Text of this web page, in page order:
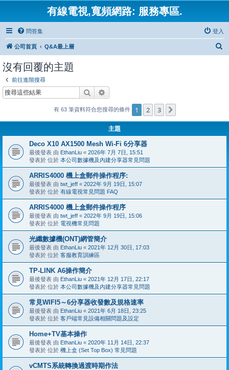
有線電視,寬頻網路: 服務專區.
問答集 登入
公司首頁 Q&A最上層
沒有回覆的主題
前往進階搜尋
搜尋
有 63 筆資料符合您搜尋的條件 1 2 3
主題
Deco X10 AX1500 Mesh Wi-Fi 6分享器
最後發表 由 EthanLiu « 2026年 7月 7日, 15:51
發表於 位於 本公司數據機及內建分享器常見問題
ARRIS4000 機上盒郵件操作程序:
最後發表 由 twt_jeff « 2022年 9月 19日, 15:07
發表於 位於 有線電視常見問題 FAQ
ARRIS4000 機上盒郵件操作程序
最後發表 由 twt_jeff « 2022年 9月 19日, 15:06
發表於 位於 電視機常見問題
光纖數據機(ONT)網管簡介
最後發表 由 EthanLiu « 2021年 12月 30日, 17:03
發表於 位於 客服教育訓練區
TP-LINK A6操作簡介
最後發表 由 EthanLiu « 2021年 12月 17日, 22:17
發表於 位於 本公司數據機及內建分享器常見問題
常見WIFI5～6分享器收發數及規格速率
最後發表 由 EthanLiu « 2021年 6月 18日, 23:25
發表於 位於 客戶端常見設備相關問題及設定
Home+TV基本操作
最後發表 由 EthanLiu « 2020年 11月 14日, 22:37
發表於 位於 機上盒 (Set Top Box) 常見問題
vCMTS系統轉換過渡時期作法